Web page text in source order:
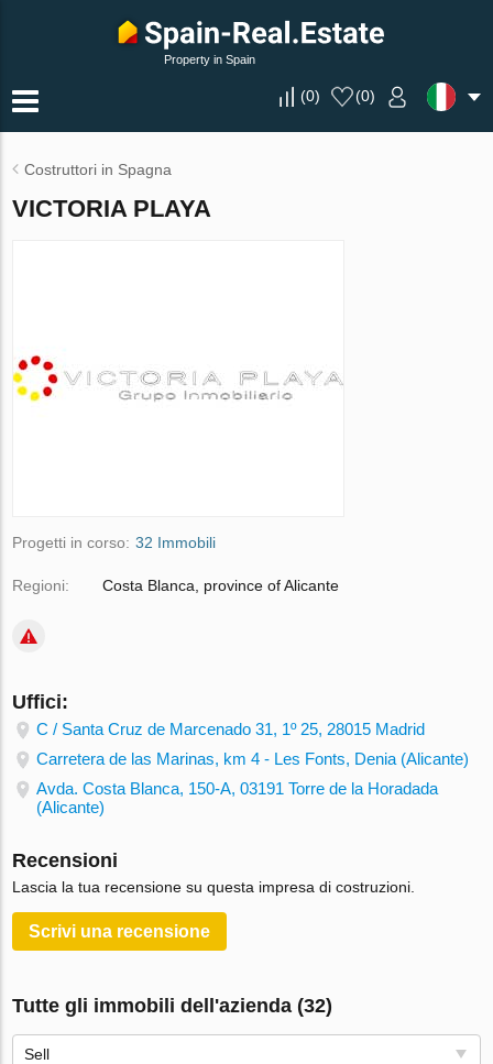
Property in Spain
(0) (0)
Costruttori in Spagna
VICTORIA PLAYA
Progetti in corso: 32 Immobili
Regioni: Costa Blanca, province of Alicante
Uffici:
C / Santa Cruz de Marcenado 31, 1º 25, 28015 Madrid
Carretera de las Marinas, km 4 - Les Fonts, Denia (Alicante)
Avda. Costa Blanca, 150-A, 03191 Torre de la Horadada
(Alicante)
Recensioni
Lascia la tua recensione su questa impresa di costruzioni.
Scrivi una recensione
Tutte gli immobili dell'azienda (32)
Sell